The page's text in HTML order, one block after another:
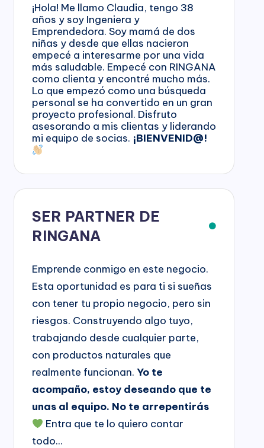
¡Hola! Me llamo Claudia, tengo 38
años y soy Ingeniera y
Emprendedora. Soy mamá de dos
niñas y desde que ellas nacieron
empecé a interesarme por una vida
más saludable. Empecé con RINGANA
como clienta y encontré mucho más.
Lo que empezó como una búsqueda
personal se ha convertido en un gran
proyecto profesional. Disfruto
asesorando a mis clientas y liderando
mi equipo de socias. ¡BIENVENID@!
SER PARTNER DE
RINGANA
Emprende conmigo en este negocio.
Esta oportunidad es para ti si sueñas
con tener tu propio negocio, pero sin
riesgos. Construyendo algo tuyo,
trabajando desde cualquier parte,
con productos naturales que
realmente funcionan. Yo te
acompaño, estoy deseando que te
unas al equipo. No te arrepentirás
Entra que te lo quiero contar
todo...